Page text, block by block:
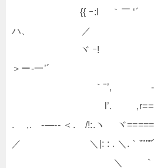
{{ ｰ:l ｀￣ ‘´ |::.ヾ
ハ、 ／
ヾ ｰ! |::、
＞ー‐一’´
｀¨’, -､
l’. ,r=====
. ,. -―‐- ＜. /!:.ヽ ヾ
／ ＼|: : . ＼.｀””””´／
＼ ｀ ｰ一’´: